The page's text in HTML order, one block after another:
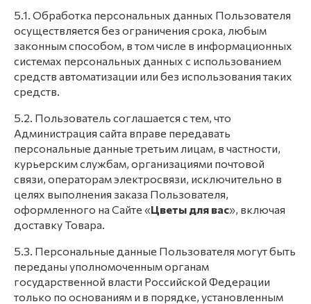
5.1. Обработка персональных данных Пользователя
осуществляется без ограничения срока, любым
законным способом, в том числе в информационных
системах персональных данных с использованием
средств автоматизации или без использования таких
средств.
5.2. Пользователь соглашается с тем, что
Администрация сайта вправе передавать
персональные данные третьим лицам, в частности,
курьерским службам, организациями почтовой
связи, операторам электросвязи, исключительно в
целях выполнения заказа Пользователя,
оформленного на Сайте «Цветы для вас», включая
доставку Товара.
5.3. Персональные данные Пользователя могут быть
переданы уполномоченным органам
государственной власти Российской Федерации
только по основаниям и в порядке, установленным